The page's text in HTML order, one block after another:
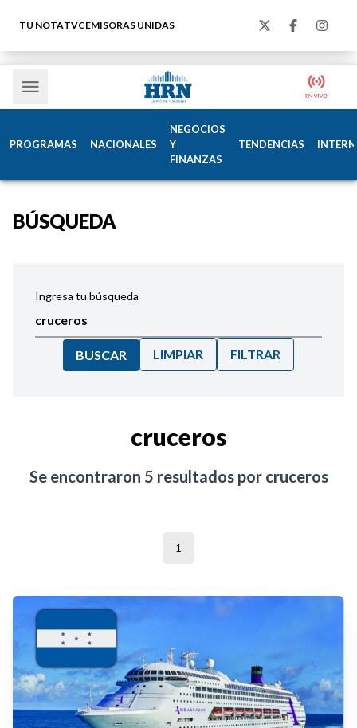
TU NOTATVCEMISORAS UNIDAS
PROGRAMAS NACIONALES
NEGOCIOS
Y
FINANZAS
TENDENCIAS
BÚSQUEDA
Ingresa tu búsqueda
BUSCAR LIMPIAR FILTRAR
cruceros
Se encontraron 5 resultados por cruceros
1